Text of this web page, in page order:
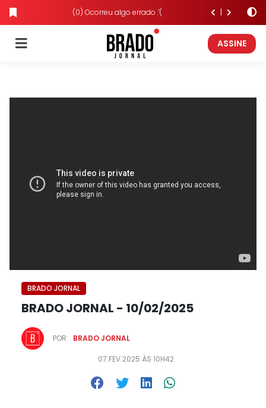
(0) Ocorreu algo errado :'(
ASSINE
BRADO JORNAL
BRADO JORNAL - 10/02/2025
POR: BRADO JORNAL
07.FEV.2025 ÀS 10H42